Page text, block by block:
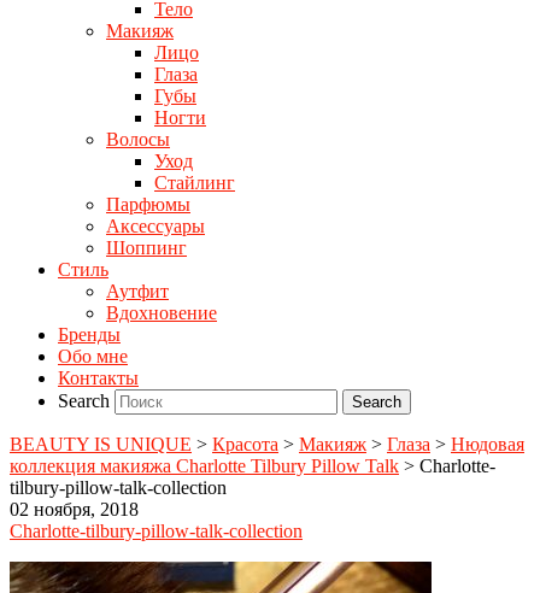
Тело
Макияж
Лицо
Глаза
Губы
Ногти
Волосы
Уход
Стайлинг
Парфюмы
Аксессуары
Шоппинг
Стиль
Аутфит
Вдохновение
Бренды
Обо мне
Контакты
Search
BEAUTY IS UNIQUE > Красота > Макияж > Глаза > Нюдовая
коллекция макияжа Charlotte Tilbury Pillow Talk > Charlotte-
tilbury-pillow-talk-collection
02 ноября, 2018
Charlotte-tilbury-pillow-talk-collection